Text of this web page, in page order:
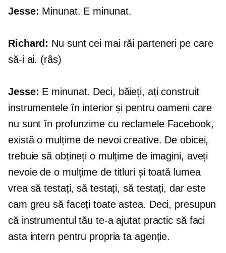
Jesse: Minunat. E minunat.
Richard: Nu sunt cei mai răi parteneri pe care
să-i ai. (râs)
Jesse: E minunat. Deci, băieți, ați construit
instrumentele în interior și pentru oameni care
nu suntîn profunzimecu reclamele Facebook,
există o mulțime de nevoi creative. De obicei,
trebuie să obțineți o mulțime de imagini, aveți
nevoie de o mulțime de titluri și toată lumea
vrea să testați, să testați, să testați, dar este
cam greu să faceți toate astea. Deci, presupun
că instrumentul tău te-a ajutat practic să faci
asta intern pentru propria ta agenție.